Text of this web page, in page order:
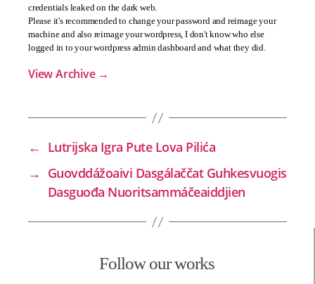
credentials leaked on the dark web.
Please it's recommended to change your password and reimage your
machine and also reimage your wordpress, I don't know who else
logged in to your wordpress admin dashboard and what they did.
View Archive →
← Lutrijska Igra Pute Lova Pilića
→ Guovddážoaivi Dasgálaččat Guhkesvuogis
Dasguođa Nuoritsammáčeaiddjien
Follow our works